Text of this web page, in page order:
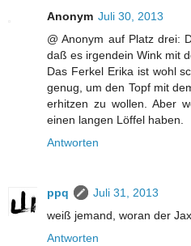
Anonym Juli 30, 2013
@ Anonym auf Platz drei:
daß es irgendein Wink mit
Das Ferkel Erika ist wohl
genug, um den Topf mit
erhitzen zu wollen. Aber
einen langen Löffel haben.
Antworten
ppq
Juli 31, 2013
weiß jemand, woran der
Antworten